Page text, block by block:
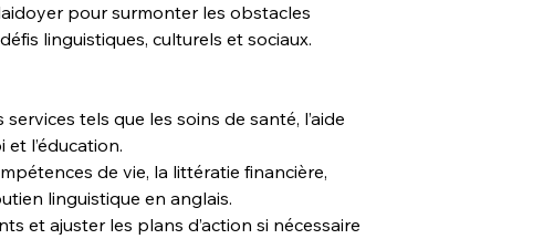
pour surmonter les obstacles
linguistiques, culturels et sociaux.
tels que les soins de santé, l’aide
et l’éducation.
de vie, la littératie financière,
linguistique en anglais.
et ajuster les plans d’action si nécessaire